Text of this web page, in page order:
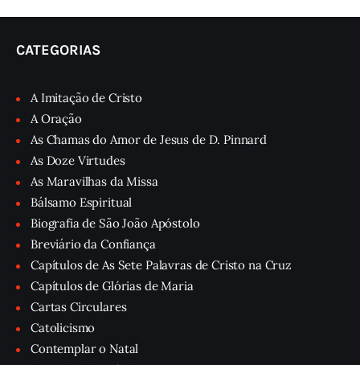
CATEGORIAS
A Imitação de Cristo
A Oração
As Chamas do Amor de Jesus de D. Pinnard
As Doze Virtudes
As Maravilhas da Missa
Bálsamo Espiritual
Biografia de São João Apóstolo
Breviário da Confiança
Capítulos de As Sete Palavras de Cristo na Cruz
Capítulos de Glórias de Maria
Cartas Circulares
Catolicismo
Contemplar o Natal